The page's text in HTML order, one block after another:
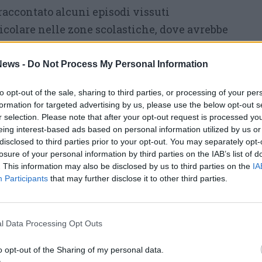
- Do Not Process My Personal Information
opt-out of the sale, sharing to third parties, or processing of your
for targeted advertising by us, please use the below opt-out
selection. Please note that after your opt-out request is processed
interest-based ads based on personal information utilized by us
to third parties prior to your opt-out. You may separately
of your personal information by third parties on the IAB’s list of
This information may also be disclosed by us to third parties on the
Participants that may further disclose it to other third parties.
Data Processing Opt Outs
opt-out of the Sharing of my personal data.
alcuni episodi vissuti
nelle zone scolastiche, dove avrebbe
improvvisi da parte di pedoni
poi scritto:«​Le strisce pedonali non sono
ha bisogno di spazio e tempo fisico per
lancia senza preavviso mette a rischio se
i veicoli che seguono, che rischiano il
scrive nella lettera, evidenziando come
contatto visivo o senza verificare il
possa mettere a rischio sia chi attraversa
richiama anche l’importanza
, spiegando di insegnare ai figli a fermarsi
da entrambe le parti e attraversare solo
essere stati visti. « Oggi questa elementare